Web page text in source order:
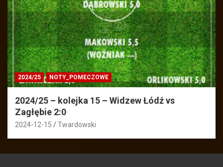
2024/25 NOTY_POMECZOWE
2024/25 – kolejka 15 – Widzew Łódź vs
Zagłębie 2:0
2024-12-15 Twardowski